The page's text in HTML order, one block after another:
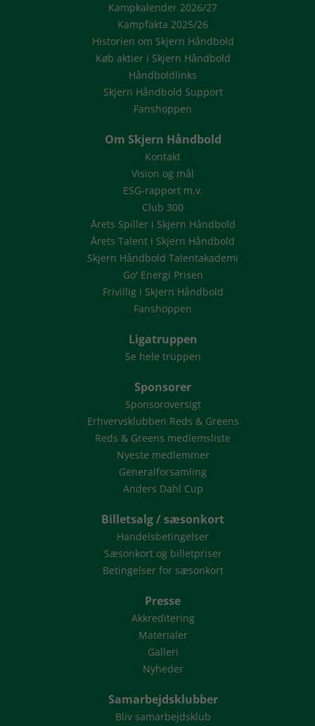
Kampkalender 2026/27
Kampfakta 2025/26
Historien om Skjern Håndbold
Køb aktier i Skjern Håndbold
Håndboldlinks
Skjern Håndbold Support
Fanshoppen
Om Skjern Håndbold
Kontakt
Vision og mål
ESG-rapport m.v.
Club 300
Årets Spiller i Skjern Håndbold
Årets Talent i Skjern Håndbold
Skjern Håndbold Talentakademi
Go' Energi Prisen
Frivillig i Skjern Håndbold
Fanshoppen
Ligatruppen
Se hele truppen
Sponsorer
Sponsoroversigt
Erhvervsklubben Reds & Greens
Reds & Greens medlemsliste
Nyeste medlemmer
Generalforsamling
Anders Dahl Cup
Billetsalg / sæsonkort
Handelsbetingelser
Sæsonkort og billetpriser
Betingelser for sæsonkort
Presse
Akkreditering
Materialer
Galleri
Nyheder
Samarbejdsklubber
Bliv samarbejdsklub